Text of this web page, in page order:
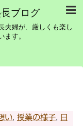
ブログ
夫婦が、厳しくも楽し
ます。
い ,授業の様子
日